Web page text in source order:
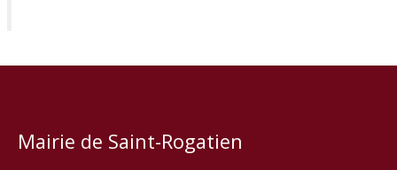
Mairie de Saint-Rogatien